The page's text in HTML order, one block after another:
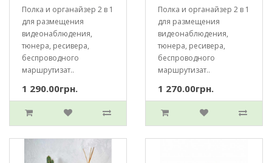
Полка и органайзер 2 в 1
для размещения
видеонаблюдения,
тюнера, ресивера,
беспроводного
маршрутизат..
1 290.00грн.
Полка и органайзер 2 в 1
для размещения
видеонаблюдения,
тюнера, ресивера,
беспроводного
маршрутизат..
1 270.00грн.